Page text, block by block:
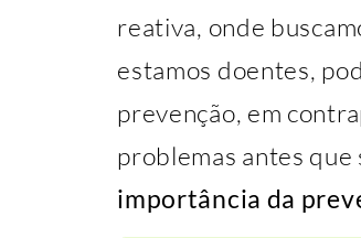
reativa, onde
estamos doentes,
prevenção, em
problemas antes que
importância da